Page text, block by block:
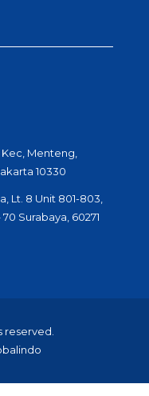
Kec, Menteng,
10330
Lt. 8 Unit 801-803,
Surabaya, 60271
reserved.